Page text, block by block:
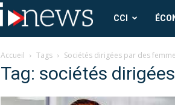
CCI
News
CCI
Accueil Tags Sociétés dirigées par des
Tag: sociétés